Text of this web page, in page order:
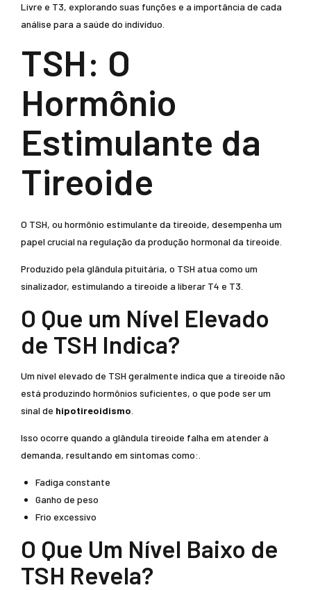
Livre e T3, explorando suas funções e a importância de cada
análise para a saúde do indivíduo.
TSH: O
Hormônio
Estimulante da
Tireoide
O TSH, ou hormônio estimulante da tireoide, desempenha um
papel crucial na regulação da produção hormonal da tireoide.
Produzido pela glândula pituitária, o TSH atua como um
sinalizador, estimulando a tireoide a liberar T4 e T3.
O Que um Nível Elevado
de TSH Indica?
Um nível elevado de TSH geralmente indica que a tireoide não
está produzindo hormônios suficientes, o que pode ser um
sinal de hipotireoidismo
Isso ocorre quando a glândula tireoide falha em atender à
demanda, resultando em sintomas como:.
Fadiga constante
Ganho de peso
Frio excessivo
O Que Um Nível Baixo de
TSH Revela?